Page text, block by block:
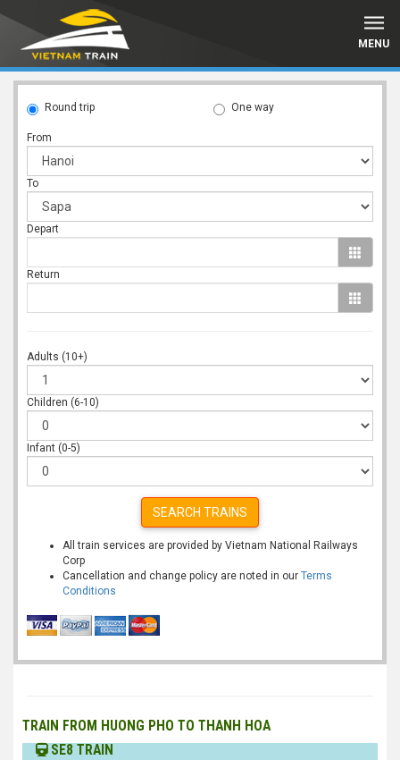
MENU
Round trip One way
From
To
Depart
Return
Adults (10+)
Children (6-10)
Infant (0-5)
SEARCH TRAINS
All train services are provided by Vietnam National Railways
Corp
Cancellation and change policy are noted in our Terms
Conditions
TRAIN FROM HUONG PHO TO THANH HOA
SE8 TRAIN